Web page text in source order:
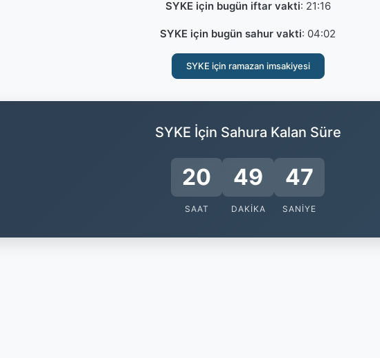
SYKE için bugün iftar vakti: 21:16
SYKE için bugün sahur vakti: 04:02
SYKE için ramazan imsakiyesi
SYKE İçin Sahura Kalan Süre
20
SAAT
49
DAKIKA
47
SANIYE